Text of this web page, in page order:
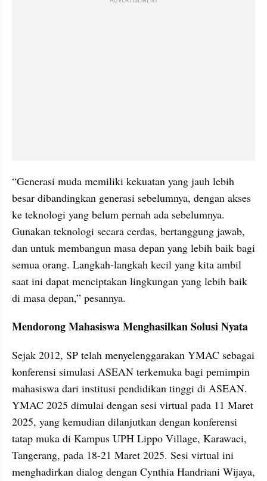
“Generasi muda memiliki kekuatan yang jauh lebih
besar dibandingkan generasi sebelumnya, dengan akses
ke teknologi yang belum pernah ada sebelumnya.
Gunakan teknologi secara cerdas, bertanggung jawab,
dan untuk membangun masa depan yang lebih baik bagi
semua orang. Langkah-langkah kecil yang kita ambil
saat ini dapat menciptakan lingkungan yang lebih baik
di masa depan,” pesannya.
Mendorong Mahasiswa Menghasilkan Solusi Nyata
Sejak 2012, SP telah menyelenggarakan YMAC sebagai
konferensi simulasi ASEAN terkemuka bagi pemimpin
mahasiswa dari institusi pendidikan tinggi di ASEAN.
YMAC 2025 dimulai dengan sesi virtual pada 11 Maret
2025, yang kemudian dilanjutkan dengan konferensi
tatap muka di Kampus UPH Lippo Village, Karawaci,
Tangerang, pada 18-21 Maret 2025. Sesi virtual ini
menghadirkan dialog dengan Cynthia Handriani Wijaya,